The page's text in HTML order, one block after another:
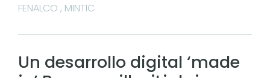
FENALCO , MINTIC
Un desarrollo digital ‘made